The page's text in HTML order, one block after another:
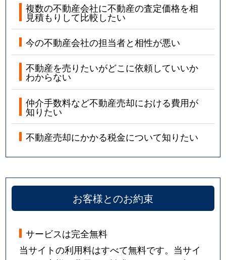
複数の不動産会社に不動産の査定価格を相
見積もりして比較したい
今の不動産会社の担当者と相性が悪い
不動産を売りたいがどこに依頼していいか
わからない
仲介手数料など不動産売却における費用が
知りたい
不動産売却にかかる税金について知りたい
お客様とのお約束
サービスは完全無料
当サイトの利用料はすべて無料です。当サイ